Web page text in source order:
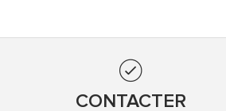
CONTACTER